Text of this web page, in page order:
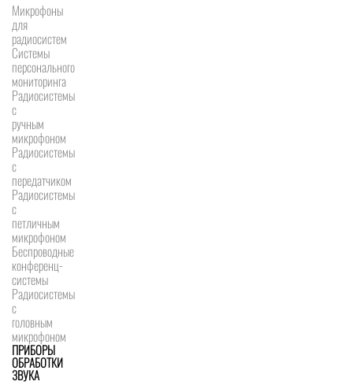
Микрофоны
для
радиосистем
Системы
персонального
мониторинга
Радиосистемы
c
ручным
микрофоном
Радиосистемы
с
передатчиком
Радиосистемы
с
петличным
микрофоном
Беспроводные
конференц-
системы
Радиосистемы
с
головным
микрофоном
ПРИБОРЫ
ОБРАБОТКИ
ЗВУКА